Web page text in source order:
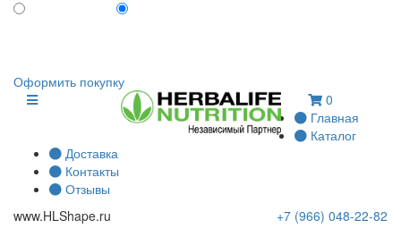
Оформить покупку
0
Главная
Каталог
Доставка
Контакты
Отзывы
www.HLShape.ru +7 (966) 048-22-82